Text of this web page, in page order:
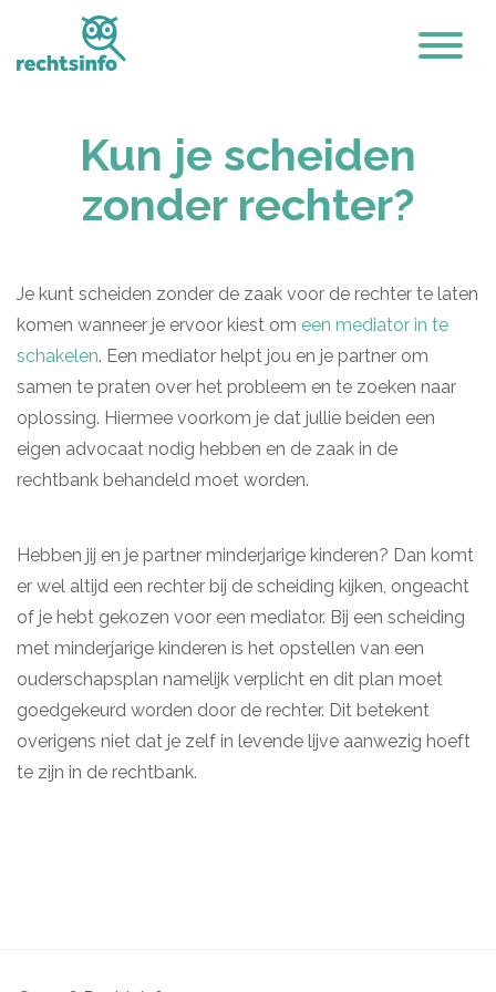
Kun je scheiden
zonder rechter?
Je kunt scheiden zonder de zaak voor de rechter te laten
komen wanneer je ervoor kiest om een mediator in te
schakelen. Een mediator helpt jou en je partner om
samen te praten over het probleem en te zoeken naar
oplossing. Hiermee voorkom je dat jullie beiden een
eigen advocaat nodig hebben en de zaak in de
rechtbank behandeld moet worden.
Hebben jij en je partner minderjarige kinderen? Dan komt
er wel altijd een rechter bij de scheiding kijken, ongeacht
of je hebt gekozen voor een mediator. Bij een scheiding
met minderjarige kinderen is het opstellen van een
ouderschapsplan namelijk verplicht en dit plan moet
goedgekeurd worden door de rechter. Dit betekent
overigens niet dat je zelf in levende lijve aanwezig hoeft
te zijn in de rechtbank.